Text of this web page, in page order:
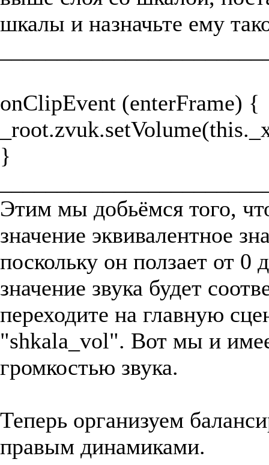
шкалы и назначьте ему
onClipEvent (enterFrame) {
}
Этим мы добьёмся того,
значение эквивалентное
поскольку он ползает от
значение звука будет
переходите на главную
"shkala_vol". Вот мы и
громкостью звука.
Теперь организуем
правым динамиками.